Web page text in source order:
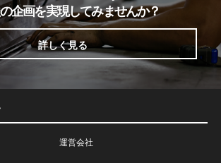
企画を実現してみませんか？
詳しく見る
運営会社